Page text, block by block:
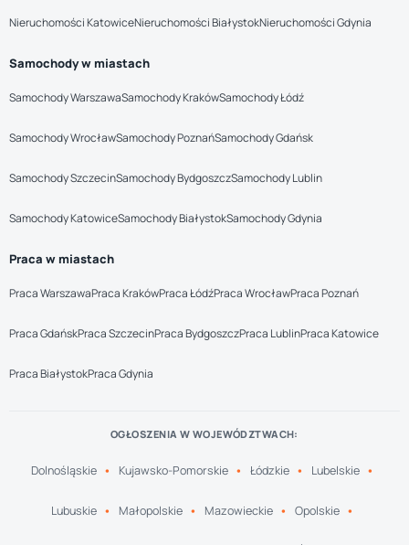
Nieruchomości KatowiceNieruchomości BiałystokNieruchomości Gdynia
Samochody w miastach
Samochody WarszawaSamochody KrakówSamochody Łódź
Samochody WrocławSamochody PoznańSamochody Gdańsk
Samochody SzczecinSamochody BydgoszczSamochody Lublin
Samochody KatowiceSamochody BiałystokSamochody Gdynia
Praca w miastach
Praca WarszawaPraca KrakówPraca ŁódźPraca WrocławPraca Poznań
Praca GdańskPraca SzczecinPraca BydgoszczPraca LublinPraca Katowice
Praca BiałystokPraca Gdynia
OGŁOSZENIA W WOJEWÓDZTWACH:
Dolnośląskie Kujawsko-Pomorskie Łódzkie Lubelskie
Lubuskie Małopolskie Mazowieckie Opolskie